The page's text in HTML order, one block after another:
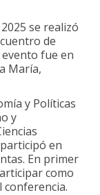
se realizó
de
evento fue en
María,
y Políticas
y
en
En primer
como
conferencia.